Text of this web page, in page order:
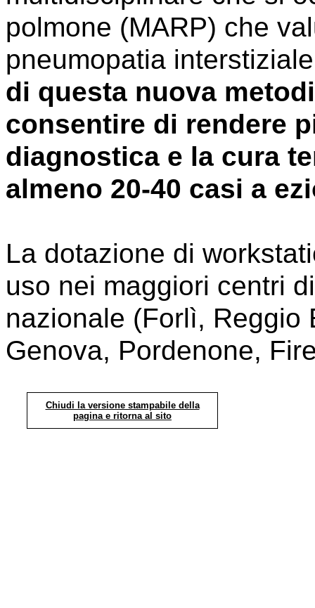
polmone (MARP) che
pneumopatia
di questa nuova
consentire di rendere
diagnostica e la cura
almeno 20-40 casi a
La dotazione di
uso nei maggiori centri
nazionale (Forlì, Reggio
Genova, Pordenone,
Chiudi la versione stampabile della
pagina e ritorna al sito